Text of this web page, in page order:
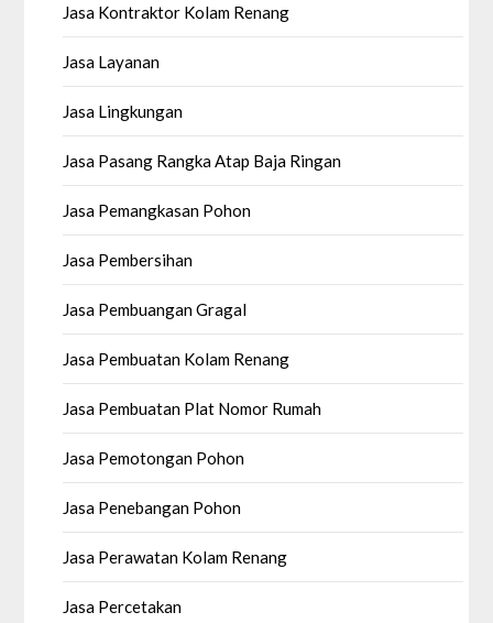
Jasa Kontraktor Kolam Renang
Jasa Layanan
Jasa Lingkungan
Jasa Pasang Rangka Atap Baja Ringan
Jasa Pemangkasan Pohon
Jasa Pembersihan
Jasa Pembuangan Gragal
Jasa Pembuatan Kolam Renang
Jasa Pembuatan Plat Nomor Rumah
Jasa Pemotongan Pohon
Jasa Penebangan Pohon
Jasa Perawatan Kolam Renang
Jasa Percetakan